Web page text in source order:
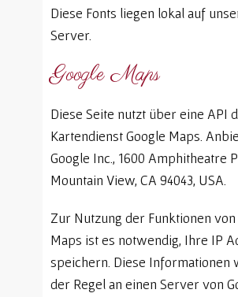
Diese Fonts liegen lokal auf
Server.
Google Maps
Diese Seite nutzt über eine API
Kartendienst Google Maps.
Google Inc., 1600 Amphitheatre
Mountain View, CA 94043, USA.
Zur Nutzung der Funktionen von
Maps ist es notwendig, Ihre IP
speichern. Diese Informationen
der Regel an einen Server von